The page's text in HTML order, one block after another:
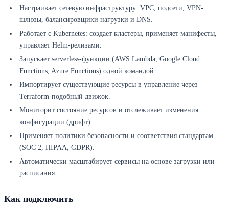
Настраивает сетевую инфраструктуру: VPC, подсети, VPN-
шлюзы, балансировщики нагрузки и DNS.
Работает с Kubernetes: создает кластеры, применяет манифесты,
управляет Helm-релизами.
Запускает serverless-функции (AWS Lambda, Google Cloud
Functions, Azure Functions) одной командой.
Импортирует существующие ресурсы в управление через
Terraform-подобный движок.
Мониторит состояние ресурсов и отслеживает изменения
конфигурации (дрифт).
Применяет политики безопасности и соответствия стандартам
(SOC 2, HIPAA, GDPR).
Автоматически масштабирует сервисы на основе загрузки или
расписания.
Как подключить